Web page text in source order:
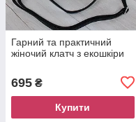
Гарний та практичний
жіночий клатч з екошкіри
695 ₴
Купити